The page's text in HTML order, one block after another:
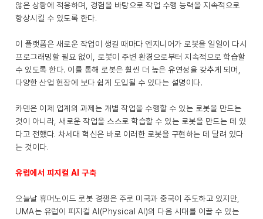
않은 상황에 적응하며, 경험을 바탕으로 작업 수행 능력을 지속적으로
향상시킬 수 있도록 한다.
이 플랫폼은 새로운 작업이 생길 때마다 엔지니어가 로봇을 일일이 다시
프로그래밍할 필요 없이, 로봇이 주변 환경으로부터 지속적으로 학습할
수 있도록 한다. 이를 통해 로봇은 훨씬 더 높은 유연성을 갖추게 되며,
다양한 산업 현장에 보다 쉽게 도입될 수 있다는 설명이다.
카덴은 이제 업계의 과제는 개별 작업을 수행할 수 있는 로봇을 만드는
것이 아니라, 새로운 작업을 스스로 학습할 수 있는 로봇을 만드는 데 있
다고 전했다. 차세대 혁신은 바로 이러한 로봇을 구현하는 데 달려 있다
는 것이다.
유럽에서 피지컬 AI 구축
오늘날 휴머노이드 로봇 경쟁은 주로 미국과 중국이 주도하고 있지만,
UMA는 유럽이 피지컬 AI(Physical AI)의 다음 시대를 이끌 수 있는